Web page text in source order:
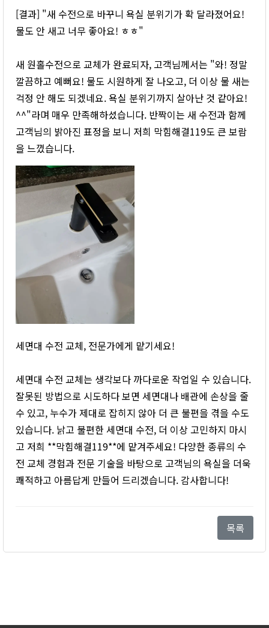
[결과] "새 수전으로 바꾸니 욕실 분위기가 확 달라졌어요!
물도 안 새고 너무 좋아요! ㅎㅎ"
새 원홀수전으로 교체가 완료되자, 고객님께서는 "와! 정말
깔끔하고 예뻐요! 물도 시원하게 잘 나오고, 더 이상 물 새는
걱정 안 해도 되겠네요. 욕실 분위기까지 살아난 것 같아요!
^^"라며 매우 만족해하셨습니다. 반짝이는 새 수전과 함께
고객님의 밝아진 표정을 보니 저희 막힘해결119도 큰 보람
을 느꼈습니다.
세면대 수전 교체, 전문가에게 맡기세요!
세면대 수전 교체는 생각보다 까다로운 작업일 수 있습니다.
잘못된 방법으로 시도하다 보면 세면대나 배관에 손상을 줄
수 있고, 누수가 제대로 잡히지 않아 더 큰 불편을 겪을 수도
있습니다. 낡고 불편한 세면대 수전, 더 이상 고민하지 마시
고 저희 **막힘해결119**에 맡겨주세요! 다양한 종류의 수
전 교체 경험과 전문 기술을 바탕으로 고객님의 욕실을 더욱
쾌적하고 아름답게 만들어 드리겠습니다. 감사합니다!
목록